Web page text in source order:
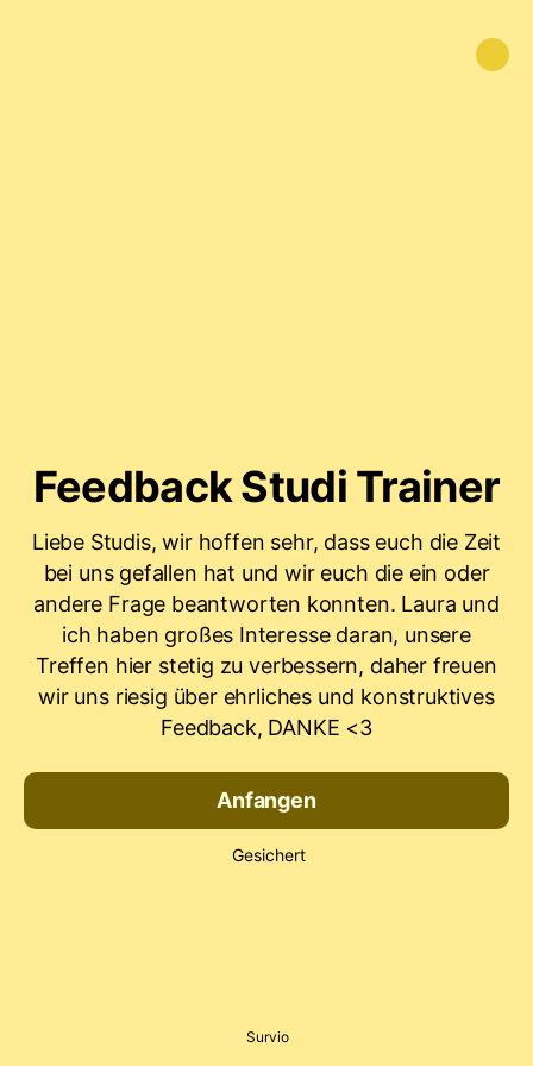
Feedback Studi Trainer
Liebe Studis, wir hoffen sehr, dass euch die Zeit
bei uns gefallen hat und wir euch die ein oder
andere Frage beantworten konnten. Laura und
ich haben großes Interesse daran, unsere
Treffen hier stetig zu verbessern, daher freuen
wir uns riesig über ehrliches und konstruktives
Feedback, DANKE <3
Anfangen
Gesichert
Survio